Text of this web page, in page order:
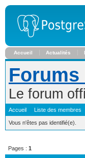
Accueil Actualités
Le forum
Accueil Liste des membres
Vous n'êtes pas identifié(e).
Pages : 1